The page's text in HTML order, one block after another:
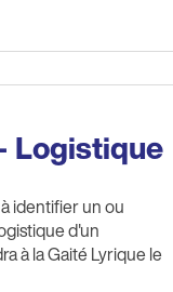
Logistique
identifier un ou
d'un
à la Gaité Lyrique le